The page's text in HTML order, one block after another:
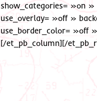
show_categories= »on
use_overlay= »off »
use_border_color= »off
[/et_pb_column][/